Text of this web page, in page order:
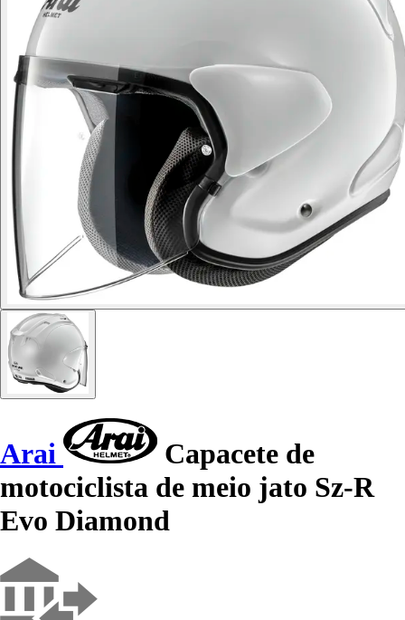
Arai
Capacete de
motociclista de meio jato Sz-R
Evo Diamond